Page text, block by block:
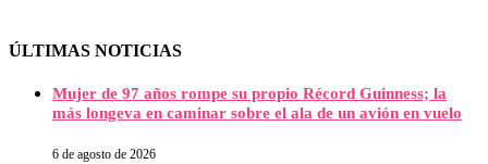
ÚLTIMAS NOTICIAS
Mujer de 97 años rompe su propio Récord Guinness; la
más longeva en caminar sobre el ala de un avión en vuelo
6 de agosto de 2026